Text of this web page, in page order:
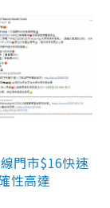
門市$16快速
性高達